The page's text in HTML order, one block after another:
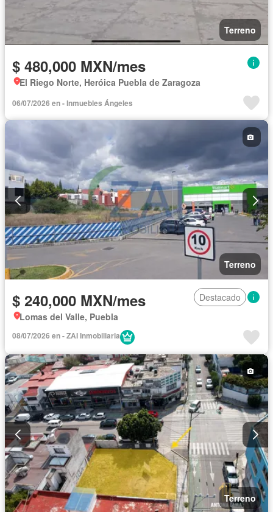
Terreno
$ 480,000 MXN/mes
El Riego Norte, Heróica Puebla de Zaragoza
06/07/2026 en - Inmuebles Ángeles
Terreno
$ 240,000 MXN/mes
Destacado
Lomas del Valle, Puebla
08/07/2026 en - ZAI Inmobiliaria
Terreno